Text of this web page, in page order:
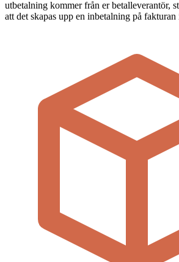
utbetalning kommer från er betalleverantör,
att det skapas upp en inbetalning på fakturan